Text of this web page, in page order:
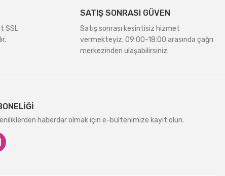
SSL
SATIŞ SONRASI GÜVEN
Satış sonrası kesintisiz hizmet
vermekteyiz. 09:00-18:00 arasında çağrı
merkezinden ulaşabilirsiniz.
haberdar olmak için e-bültenimize kayıt olun.